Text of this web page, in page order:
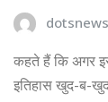
dotsnews
कहते हैं कि अगर
इतिहास खुद-ब-